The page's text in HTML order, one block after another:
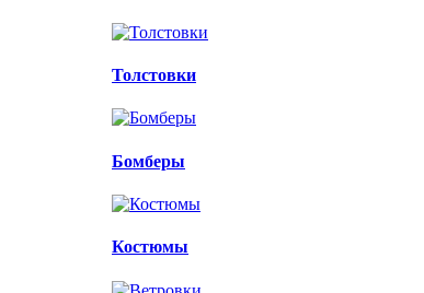
Толстовки
Бомберы
Костюмы